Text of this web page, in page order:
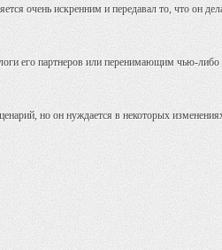
очень искренним и передавал то, что он
его партнеров или перенимающим чью-либо
но он нуждается в некоторых